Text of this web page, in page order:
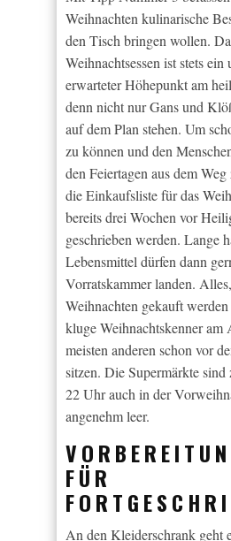
Weihnachten kulinarische
den Tisch bringen wollen.
Weihnachtsessen ist stets
erwarteter Höhepunkt am
denn nicht nur Gans und
auf dem Plan stehen. Um
zu können und den
den Feiertagen aus dem
die Einkaufsliste für das
bereits drei Wochen vor
geschrieben werden. Lange
Lebensmittel dürfen dann
Vorratskammer landen.
Weihnachten gekauft
kluge Weihnachtskenner am
meisten anderen schon vor
sitzen. Die Supermärkte
22 Uhr auch in der
angenehm leer.
FÜR
An den Kleiderschrank geht